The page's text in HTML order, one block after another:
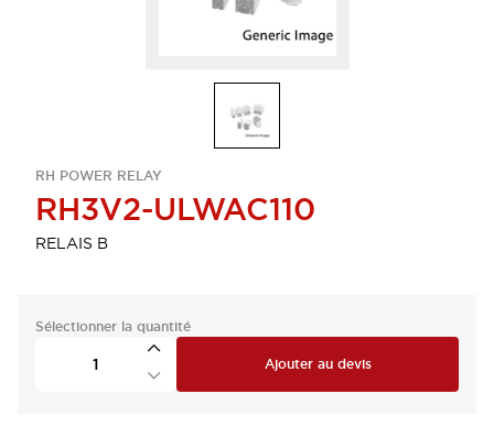
RH POWER RELAY
RH3V2-ULWAC110
RELAIS B
Sélectionner la quantité
Ajouter au devis